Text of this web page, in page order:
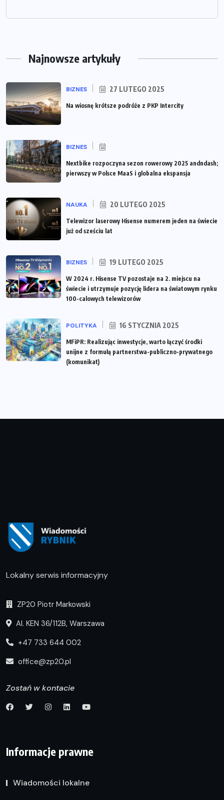
Najnowsze artykuły
BIZNES 27 LUTEGO 2025
Na wiosnę krótsze podróże z PKP Intercity
BIZNES
Nextbike rozpoczyna sezon rowerowy 2025 andndash;
pierwszy w Polsce MaaS i globalna ekspansja
NAUKA 20 LUTEGO 2025
Telewizor laserowy Hisense numerem jeden na świecie
już od sześciu lat
BIZNES 19 LUTEGO 2025
W 2024 r. Hisense TV pozostaje na 2. miejscu na
świecie i utrzymuje pozycję lidera na światowym rynku
100-calowych telewizorów
POLITYKA 16 STYCZNIA 2025
MFiPR: Realizując inwestycje, warto łączyć środki
unijne z formułą partnerstwa-publiczno-prywatnego
(komunikat)
Lokalny serwis informacyjny
ZP20 Piotr Markowski
Al. KEN 36/112B, Warszawa
+47 733 644 002
office@zp20.pl
Zostań w kontacie
Informacje prawne
Wiadomości lokalne